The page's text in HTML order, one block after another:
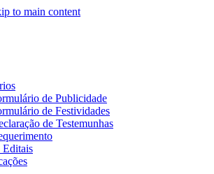
to main content
de Publicidade
de Festividades
de Testemunhas
Editais